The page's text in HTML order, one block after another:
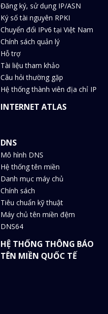
Đăng ký, sử dụng IP/ASN
Ký số tài nguyên RPKI
Chuyển đổi IPv6 tại Việt Nam
Chính sách quản lý
Hỗ trợ
Tài liệu tham khảo
Câu hỏi thường gặp
Hệ thống thành viên địa chỉ IP
INTERNET ATLAS
DNS
Mô hình DNS
Hệ thống tên miền
Danh mục máy chủ
Chính sách
Tiêu chuẩn kỹ thuật
Máy chủ tên miền đệm
DNS64
HỆ THỐNG THÔNG BÁO
TÊN MIỀN QUỐC TẾ